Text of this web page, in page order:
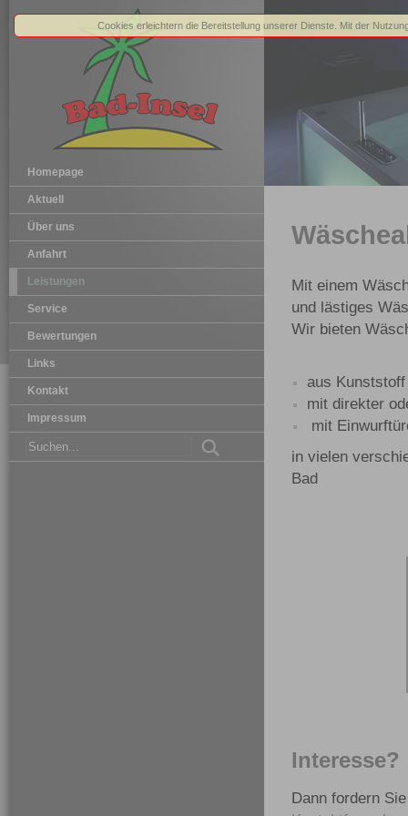
Homepage
Aktuell
Über uns
Anfahrt
Leistungen
Service
Bewertungen
Links
Kontakt
Impressum
Mit einem
und lästiges
Wir bieten
aus
mit direkter
mit
in vielen
Bad
Interesse?
Dann fordern
Cookies erleichtern die Bereitstellung unserer Dienste. Mit der